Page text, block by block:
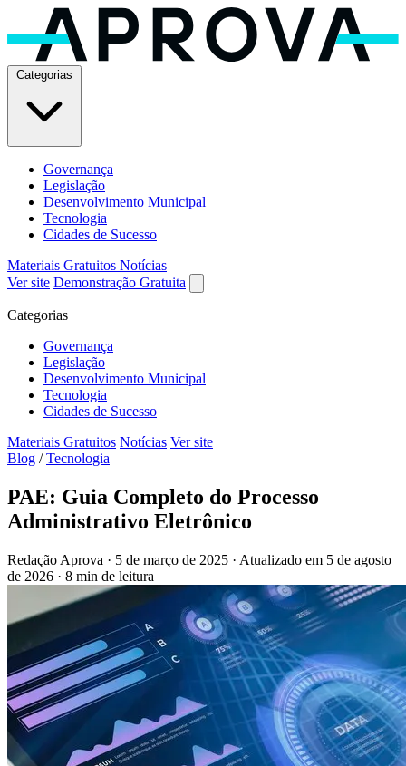
Governança
Legislação
Desenvolvimento Municipal
Tecnologia
Cidades de Sucesso
Materiais Gratuitos Notícias
Ver site Demonstração Gratuita
Categorias
Governança
Legislação
Desenvolvimento Municipal
Tecnologia
Cidades de Sucesso
Materiais Gratuitos Notícias Ver site
Blog / Tecnologia
PAE: Guia Completo do Processo
Administrativo Eletrônico
Redação Aprova · 5 de março de 2025 · Atualizado em 5 de agosto
de 2026 · 8 min de leitura